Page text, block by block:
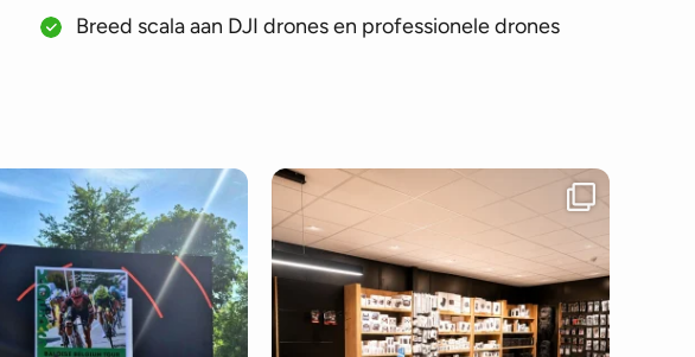
Breed scala aan DJI drones en professionele drones